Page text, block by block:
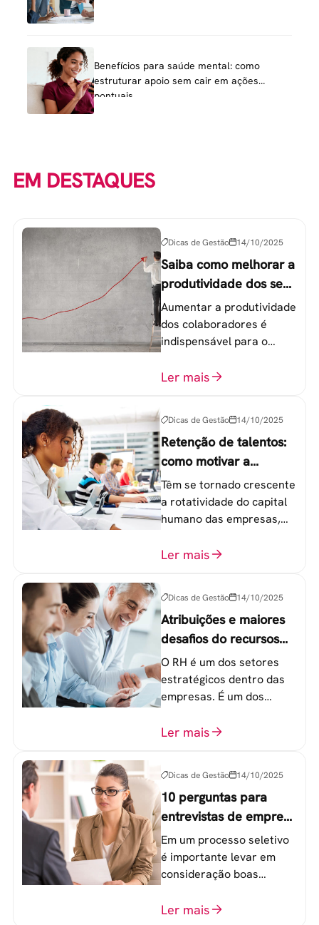
Benefícios para saúde mental: como
estruturar apoio sem cair em ações
pontuais
EM DESTAQUES
Dicas de Gestão 14/10/2025
Saiba como melhorar a
produtividade dos seus
colaboradores
Aumentar a produtividade
dos colaboradores é
indispensável para o
equipe de trabalho. 6
Ler mais
Dicas de Gestão 14/10/2025
Retenção de talentos:
como motivar a
geração Y nas
empresas?
Têm se tornado crescente
a rotatividade do capital
humano das empresas,
colaboradores na faixa de
Ler mais
Dicas de Gestão 14/10/2025
Atribuições e maiores
desafios do recursos
humanos em uma
empresa
O RH é um dos setores
estratégicos dentro das
empresas. É um dos
o atingimento das metas
Ler mais
Dicas de Gestão 14/10/2025
10 perguntas para
entrevistas de emprego
que recrutadores não
devem fazer
Em um processo seletivo
é importante levar em
consideração boas
o perfil do profissional e
Ler mais